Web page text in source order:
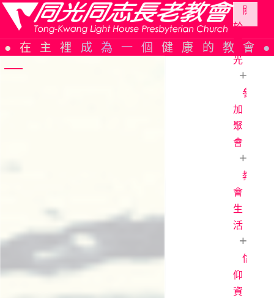
Skip
to
content
在主裡成為一個健康的教會
關
於
同
光
光
簡
史
織
架
構
仰
告
白
參
加
聚
會
會
週
報
日
直
播
教
會
生
活
道
與
信
仰
資